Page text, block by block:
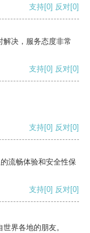
支持[0] 反对[0]
解决，服务态度非常
支持[0] 反对[0]
支持[0] 反对[0]
流畅体验和安全性保
支持[0] 反对[0]
界各地的朋友。